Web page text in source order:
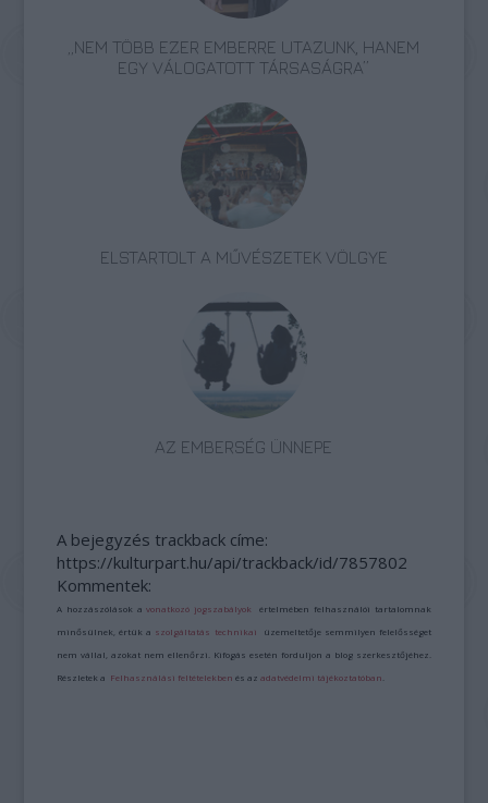
„NEM TÖBB EZER EMBERRE UTAZUNK, HANEM
EGY VÁLOGATOTT TÁRSASÁGRA”
ELSTARTOLT A MŰVÉSZETEK VÖLGYE
AZ EMBERSÉG ÜNNEPE
A bejegyzés trackback címe:
https://kulturpart.hu/api/trackback/id/7857802
Kommentek:
A hozzászólások avonatkozó jogszabályok értelmében felhasználói tartalomnak
minősülnek, értük a szolgáltatás technikai üzemeltetője semmilyen felelősséget
nem vállal, azokat nem ellenőrzi. Kifogás esetén forduljon a blog szerkesztőjéhez.
Részletek a Felhasználási feltételekben és azadatvédelmi tájékoztatóban